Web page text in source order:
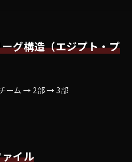
グ構造（エジプト・プ
ーム → 2部 → 3部
イル